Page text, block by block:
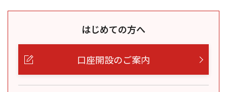
はじめての方へ
口座開設のご案内